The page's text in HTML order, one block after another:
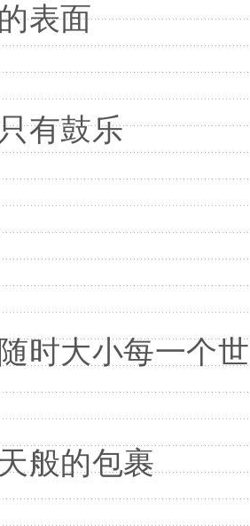
表面
有鼓乐
时大小每一个
般的包裹